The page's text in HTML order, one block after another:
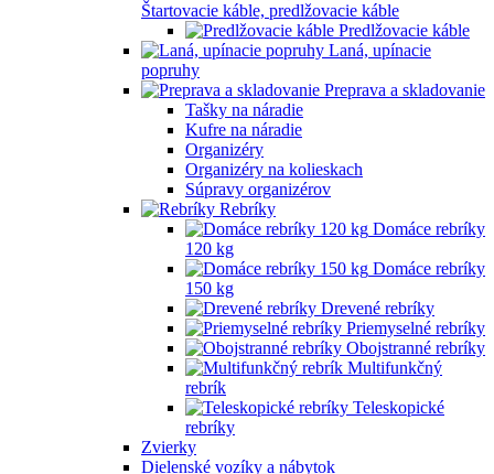
Štartovacie káble, predlžovacie káble
Predlžovacie káble
Laná, upínacie
popruhy
Preprava a skladovanie
Tašky na náradie
Kufre na náradie
Organizéry
Organizéry na kolieskach
Súpravy organizérov
Rebríky
Domáce rebríky
120 kg
Domáce rebríky
150 kg
Drevené rebríky
Priemyselné rebríky
Obojstranné rebríky
Multifunkčný
rebrík
Teleskopické
rebríky
Zvierky
Dielenské vozíky a nábytok